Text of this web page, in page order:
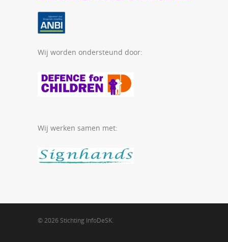
Wij worden ondersteund door:
Wij werken samen met:
© 2026 Stichting InfoDeSK.